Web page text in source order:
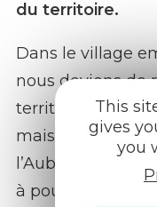
du territoire.
Dans le village
nous devions de
territoire et à ses
maison dans
l’Aubrac est
à pousser et
This
gives
you